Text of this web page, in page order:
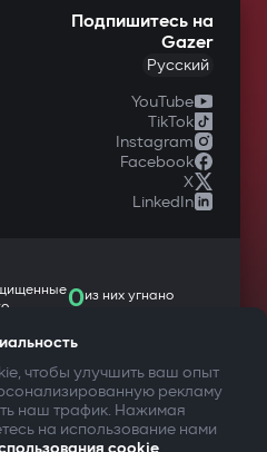
Подпишитесь на
Gazer
Русский
YouTube
TikTok
Instagram
Facebook
X
LinkedIn
0из них угнано
ПРЕЖДЕ ВСЕГО
чтобы улучшить ваш опыт
рекламу
наш трафик. Нажимая
на использование нами
cookie